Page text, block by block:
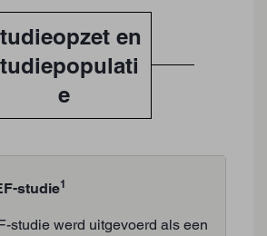
en
e
studie1
studie werd uitgevoerd als een